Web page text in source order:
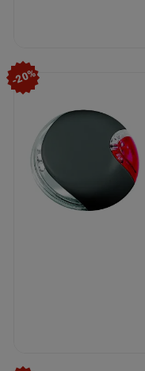
-20%